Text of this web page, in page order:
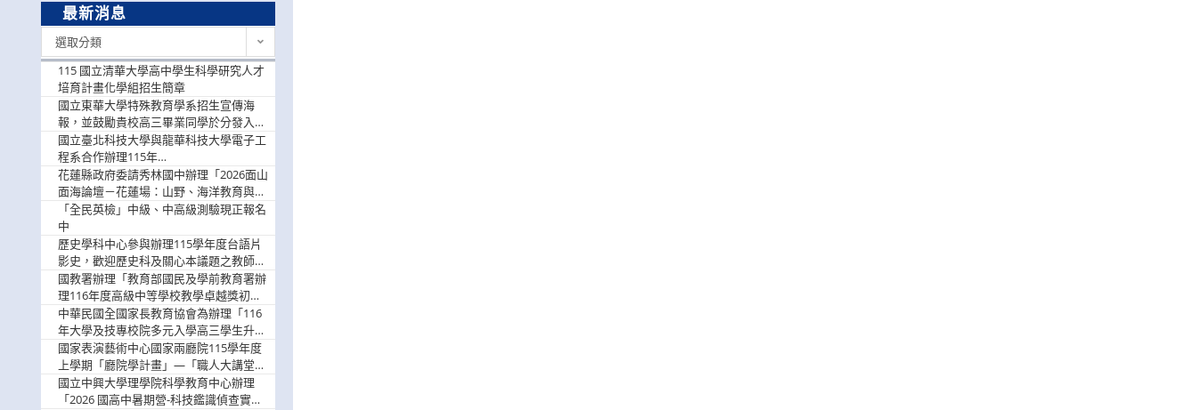
最新消息
選取分類
115 國立清華大學高中學生科學研究人才
培育計畫化學組招生簡章
國立東華大學特殊教育學系招生宣傳海
報，並鼓勵貴校高三畢業同學於分發入學
階段踴躍選填。
國立臺北科技大學與龍華科技大學電子工
程系合作辦理115年
「115.08.10~08.12「AI賦能應用於智慧半
導體研習營」，歡迎學生踴躍報名參加
花蓮縣政府委請秀林國中辦理「2026面山
面海論壇－花蓮場：山野、海洋教育與戶
外安全實務課程」，歡迎踴躍報名參加
「全民英檢」中級、中高級測驗現正報名
中
歷史學科中心參與辦理115學年度台語片
影史，歡迎歷史科及關心本議題之教師踴
躍報名參加
國教署辦理「教育部國民及學前教育署辦
理116年度高級中等學校教學卓越獎初選
實施計畫」，鼓勵教師踴躍報名
中華民國全國家長教育協會為辦理「116
年大學及技專校院多元入學高三學生升學
輔導家長說明會」
國家表演藝術中心國家兩廳院115學年度
上學期「廳院學計畫」—「職人大講堂」
及「一日體驗課程」，鼓勵踴躍報名參
與。
國立中興大學理學院科學教育中心辦理
「2026 國高中暑期營-科技鑑識偵查實戰